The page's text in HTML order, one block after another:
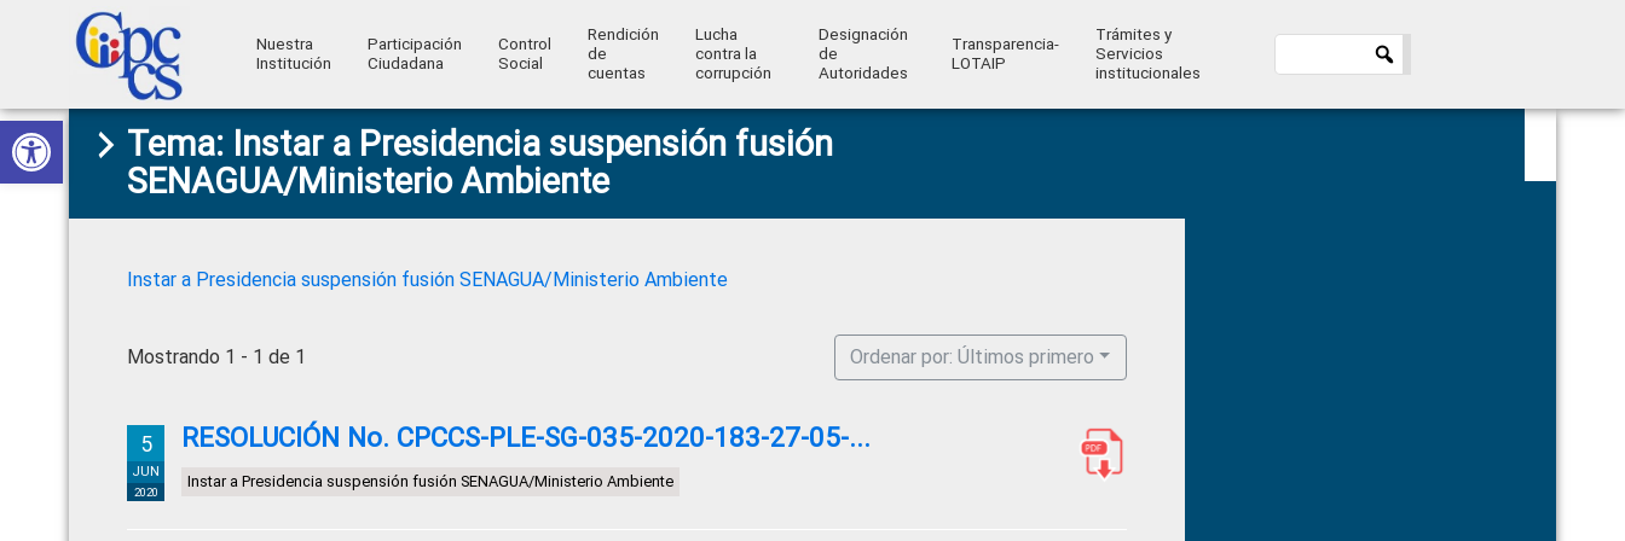
Abrir barra de herramientas
Skip
to
primary
navigation
Skip
to
main
Skip
to
primary
Skip
to
footer
Consejo
de
Participación
Social
Construyendo
Poder
Ciudadano
Nuestra
Institución
Participación
Ciudadana
Control
Social
Rendición
de
cuentas
Lucha
contra la
corrupción
Designación
de
Autoridades
Transparencia-
LOTAIP
Trámites y
Servicios
institucionales
Tema: Instar a Presidencia suspensión fusión
SENAGUA/Ministerio Ambiente
Instar a Presidencia suspensión fusión SENAGUA/Ministerio Ambiente
Mostrando 1 - 1 de 1 Ordenar por: Últimos primero
5
JUN
2020
RESOLUCIÓN No. CPCCS-PLE-SG-035-2020-183-27-05-...
Instar a Presidencia suspensión fusión SENAGUA/Ministerio Ambiente